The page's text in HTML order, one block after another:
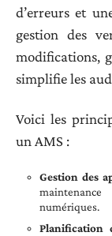
d’erreurs et
gestion des
modifications,
simplifie les
Voici les
un AMS :
Gestion des
numériques.
Planification